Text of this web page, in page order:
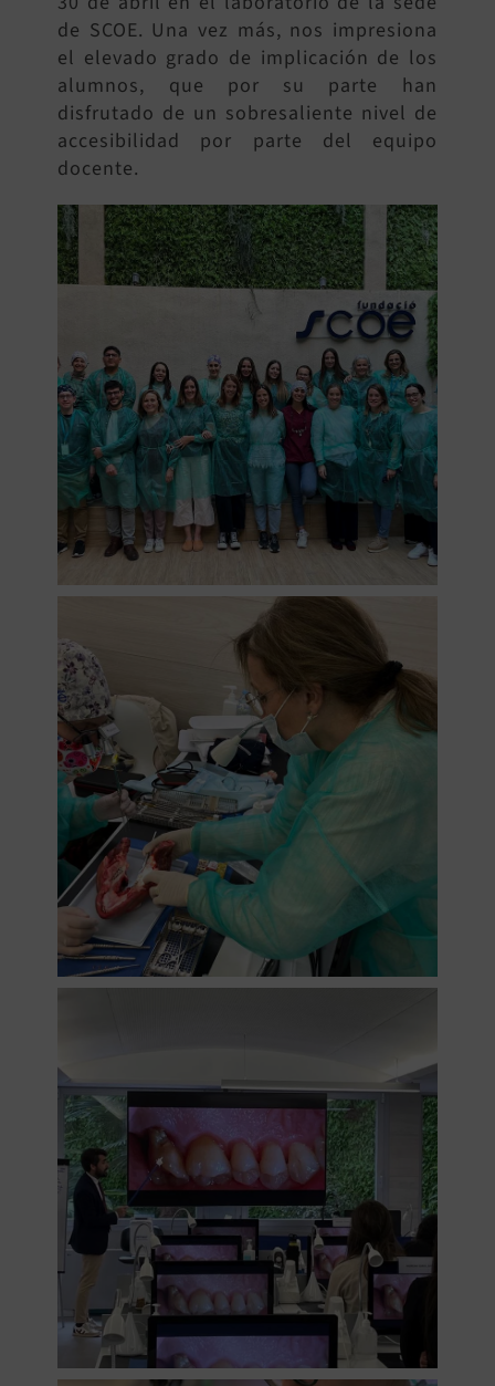
de SCOE. Una vez más, nos impresiona
el elevado grado de implicación de los
alumnos, que por su parte han
disfrutado de un sobresaliente nivel de
accesibilidad por parte del equipo
docente.